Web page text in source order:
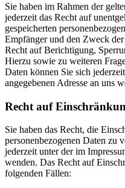
Sie haben im Rahmen der
jederzeit das Recht auf
gespeicherten
Empfänger und den Zweck
Recht auf Berichtigung,
Hierzu sowie zu weiteren
Daten können Sie sich
angegebenen Adresse an uns
Recht auf
Sie haben das Recht, die
personenbezogenen Daten zu
jederzeit unter der im
wenden. Das Recht auf
folgenden Fällen: